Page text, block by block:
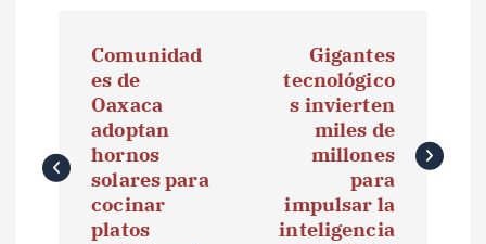
e
Comunidad
es de
Oaxaca
adoptan
hornos
solares para
cocinar
platos
Gigantes
tecnológico
s invierten
miles de
millones
para
impulsar la
inteligencia